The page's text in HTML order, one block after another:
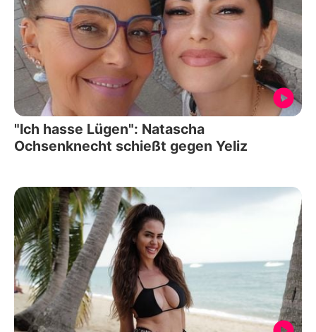
"Ich hasse Lügen": Natascha
Ochsenknecht schießt gegen Yeliz